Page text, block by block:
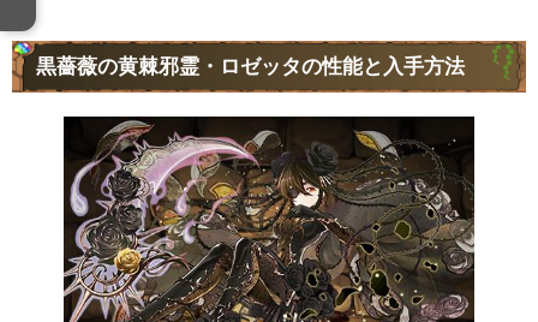
黒薔薇の黄棘邪霊・ロゼッタの性能と入手方法